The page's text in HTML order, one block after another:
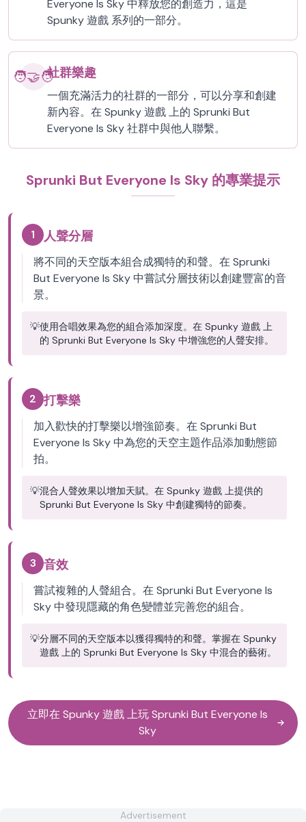
Everyone Is Sky 中釋放您的創造力，這是
Spunky 遊戲 系列的一部分。
🧑‍🤝‍🧑社群樂趣
一個充滿活力的社群的一部分，可以分享和創建
新內容。在 Spunky 遊戲 上的 Sprunki But
Everyone Is Sky 社群中與他人聯繫。
Sprunki But Everyone Is Sky 的專業提示
1 人聲分層
將不同的天空版本組合成獨特的和聲。在 Sprunki
But Everyone Is Sky 中嘗試分層技術以創建豐富的音
景。
💡使用合唱效果為您的組合添加深度。在 Spunky 遊戲 上
的 Sprunki But Everyone Is Sky 中增強您的人聲安排。
2 打擊樂
加入歡快的打擊樂以增強節奏。在 Sprunki But
Everyone Is Sky 中為您的天空主題作品添加動態節
拍。
💡混合人聲效果以增加天賦。在 Spunky 遊戲 上提供的
Sprunki But Everyone Is Sky 中創建獨特的節奏。
3 音效
嘗試複雜的人聲組合。在 Sprunki But Everyone Is
Sky 中發現隱藏的角色變體並完善您的組合。
💡分層不同的天空版本以獲得獨特的和聲。掌握在 Spunky
遊戲 上的 Sprunki But Everyone Is Sky 中混合的藝術。
立即在 Spunky 遊戲 上玩 Sprunki But Everyone Is
Sky
Advertisement